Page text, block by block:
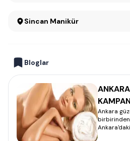
Sincan Manikür
Bloglar
Ankara